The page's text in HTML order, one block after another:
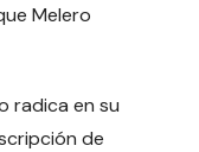
Melero
radica en su
de